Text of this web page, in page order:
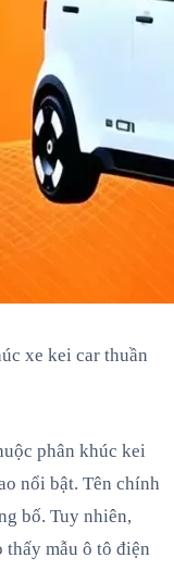
xe kei car thuần
phân khúc kei
nổi bật. Tên chính
bố. Tuy nhiên,
thấy mẫu ô tô điện